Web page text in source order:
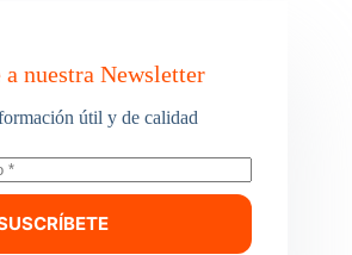
a nuestra Newsletter
útil y de calidad